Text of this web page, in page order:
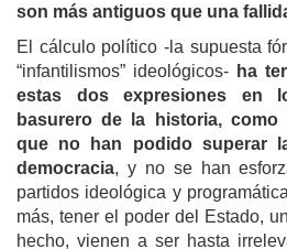
son más antiguos que una
El cálculo político -la supuesta
“infantilismos” ideológicos- ha
estas dos expresiones en
basurero de la historia, como
que no han podido superar
democracia, y no se han
partidos ideológica y
más, tener el poder del Estado,
hecho, vienen a ser hasta